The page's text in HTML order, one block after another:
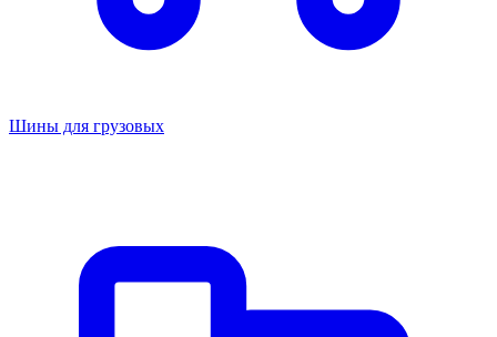
Шины для грузовых